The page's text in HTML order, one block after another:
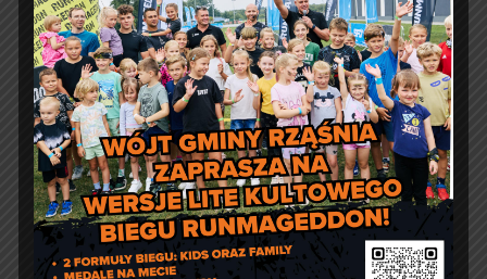
Otwarty konkurs ofert na
realizację zadań
publicznych w 2026 roku